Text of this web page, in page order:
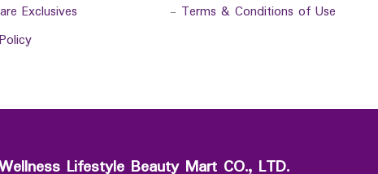
Exclusives
- Terms & Conditions of Use
Lifestyle Beauty Mart CO., LTD.